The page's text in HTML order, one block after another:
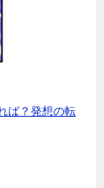
ば？発想の転